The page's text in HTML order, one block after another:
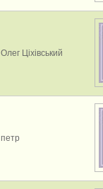
Олег Ціхівський
петр